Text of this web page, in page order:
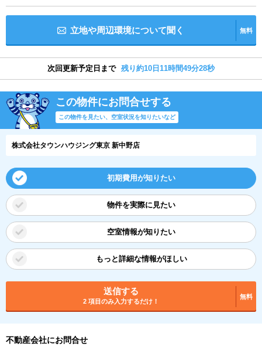
立地や周辺環境について聞く 無料
次回更新予定日まで 残り約10日11時間49分28秒
この物件にお問合せする
この物件を見たい、空室状況を知りたいなど
株式会社タウンハウジング東京 新中野店
初期費用が知りたい
物件を実際に見たい
空室情報が知りたい
もっと詳細な情報がほしい
送信する
2 項目のみ入力するだけ！
無料
不動産会社にお問合せ